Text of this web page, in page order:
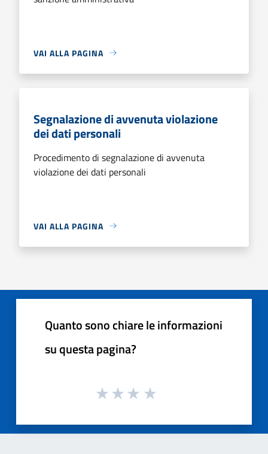
VAI ALLA PAGINA
Segnalazione di avvenuta violazione
dei dati personali
Procedimento di segnalazione di avvenuta
violazione dei dati personali
VAI ALLA PAGINA
Quanto sono chiare le informazioni
su questa pagina?